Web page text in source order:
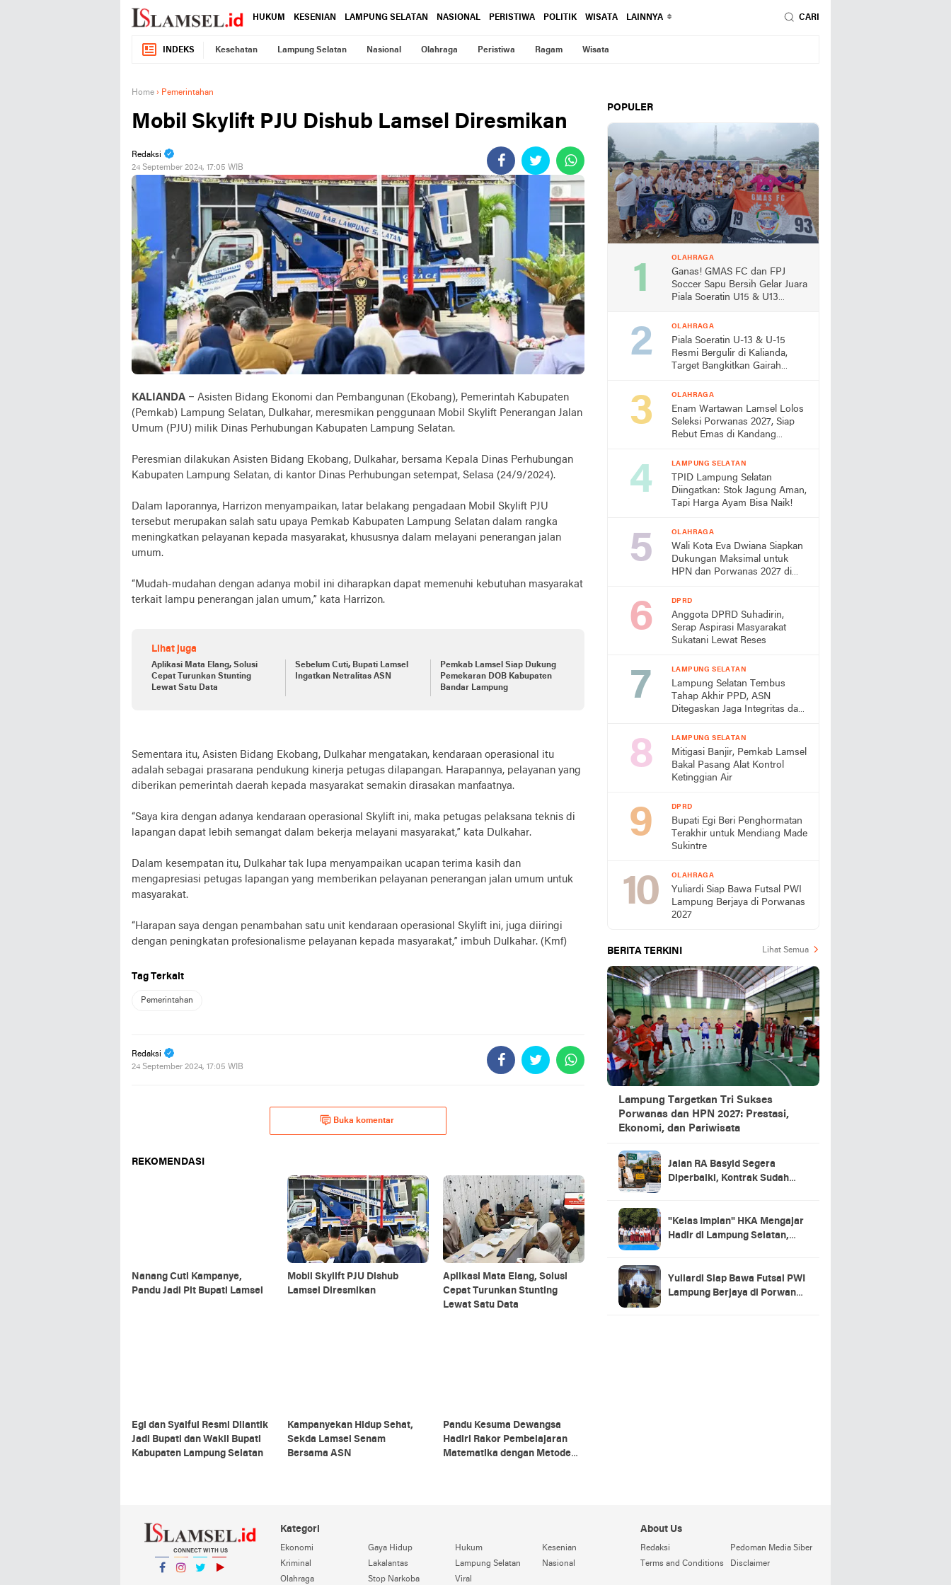
HUKUM KESENIAN LAMPUNG SELATAN NASIONAL PERISTIWA POLITIK WISATA LAINNYA CARI
INDEKS Kesehatan Lampung Selatan Nasional Olahraga Peristiwa Ragam Wisata
Home › Pemerintahan
Mobil Skylift PJU Dishub Lamsel Diresmikan
Redaksi
24 September 2024, 17:05 WIB
KALIANDA – Asisten Bidang Ekonomi dan Pembangunan (Ekobang), Pemerintah Kabupaten
(Pemkab) Lampung Selatan, Dulkahar, meresmikan penggunaan Mobil Skylift Penerangan Jalan
Umum (PJU) milik Dinas Perhubungan Kabupaten Lampung Selatan.
Peresmian dilakukan Asisten Bidang Ekobang, Dulkahar, bersama Kepala Dinas Perhubungan
Kabupaten Lampung Selatan, di kantor Dinas Perhubungan setempat, Selasa (24/9/2024).
Dalam laporannya, Harrizon menyampaikan, latar belakang pengadaan Mobil Skylift PJU
tersebut merupakan salah satu upaya Pemkab Kabupaten Lampung Selatan dalam rangka
meningkatkan pelayanan kepada masyarakat, khususnya dalam melayani penerangan jalan
umum.
“Mudah-mudahan dengan adanya mobil ini diharapkan dapat memenuhi kebutuhan masyarakat
terkait lampu penerangan jalan umum,” kata Harrizon.
Lihat juga
Aplikasi Mata Elang, Solusi
Cepat Turunkan Stunting
Lewat Satu Data
Sebelum Cuti, Bupati Lamsel
Ingatkan Netralitas ASN
Pemkab Lamsel Siap Dukung
Pemekaran DOB Kabupaten
Bandar Lampung
Sementara itu, Asisten Bidang Ekobang, Dulkahar mengatakan, kendaraan operasional itu
adalah sebagai prasarana pendukung kinerja petugas dilapangan. Harapannya, pelayanan yang
diberikan pemerintah daerah kepada masyarakat semakin dirasakan manfaatnya.
“Saya kira dengan adanya kendaraan operasional Skylift ini, maka petugas pelaksana teknis di
lapangan dapat lebih semangat dalam bekerja melayani masyarakat,” kata Dulkahar.
Dalam kesempatan itu, Dulkahar tak lupa menyampaikan ucapan terima kasih dan
mengapresiasi petugas lapangan yang memberikan pelayanan penerangan jalan umum untuk
masyarakat.
“Harapan saya dengan penambahan satu unit kendaraan operasional Skylift ini, juga diiringi
dengan peningkatan profesionalisme pelayanan kepada masyarakat,” imbuh Dulkahar. (Kmf)
Tag Terkait
Pemerintahan
Redaksi
24 September 2024, 17:05 WIB
Buka komentar
REKOMENDASI
Nanang Cuti Kampanye,
Pandu Jadi Plt Bupati Lamsel
Mobil Skylift PJU Dishub
Lamsel Diresmikan
Aplikasi Mata Elang, Solusi
Cepat Turunkan Stunting
Lewat Satu Data
Egi dan Syaiful Resmi Dilantik
Jadi Bupati dan Wakil Bupati
Kabupaten Lampung Selatan
Kampanyekan Hidup Sehat,
Sekda Lamsel Senam
Bersama ASN
Pandu Kesuma Dewangsa
Hadiri Rakor Pembelajaran
Matematika dengan Metode
POPULER
OLAHRAGA
Ganas! GMAS FC dan FPJ
Soccer Sapu Bersih Gelar Juara
Piala Soeratin U15 & U13
OLAHRAGA
Piala Soeratin U-13 & U-15
Resmi Bergulir di Kalianda,
Target Bangkitkan Gairah
OLAHRAGA
Enam Wartawan Lamsel Lolos
Seleksi Porwanas 2027, Siap
Rebut Emas di Kandang
LAMPUNG SELATAN
TPID Lampung Selatan
Diingatkan: Stok Jagung Aman,
Tapi Harga Ayam Bisa Naik!
OLAHRAGA
Wali Kota Eva Dwiana Siapkan
Dukungan Maksimal untuk
HPN dan Porwanas 2027 di
DPRD
Anggota DPRD Suhadirin,
Serap Aspirasi Masyarakat
Sukatani Lewat Reses
LAMPUNG SELATAN
Lampung Selatan Tembus
Tahap Akhir PPD, ASN
Ditegaskan Jaga Integritas dan
LAMPUNG SELATAN
Mitigasi Banjir, Pemkab Lamsel
Bakal Pasang Alat Kontrol
Ketinggian Air
DPRD
Bupati Egi Beri Penghormatan
Terakhir untuk Mendiang Made
Sukintre
OLAHRAGA
Yuliardi Siap Bawa Futsal PWI
Lampung Berjaya di Porwanas
2027
BERITA TERKINI Lihat Semua
Lampung Targetkan Tri Sukses
Porwanas dan HPN 2027: Prestasi,
Ekonomi, dan Pariwisata
Jalan RA Basyid Segera
Diperbaiki, Kontrak Sudah
"Kelas Impian" HKA Mengajar
Hadir di Lampung Selatan,
Yuliardi Siap Bawa Futsal PWI
Lampung Berjaya di Porwanas
CONNECT WITH US
Kategori
Ekonomi Gaya Hidup Hukum
Kesenian
Kriminal
Lakalantas Lampung Selatan
Nasional
Olahraga
Stop Narkoba Viral
About Us
Redaksi
Pedoman Media Siber
Terms and Conditions
Disclaimer